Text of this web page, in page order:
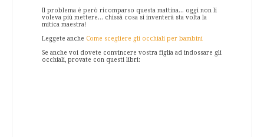
Il problema è però ricomparso questa mattina... oggi non li
voleva più mettere... chissà cosa si inventerà sta volta la
mitica maestra!
Leggete anche Come scegliere gli occhiali per bambini
Se anche voi dovete convincere vostra figlia ad indossare gli
occhiali, provate con questi libri: